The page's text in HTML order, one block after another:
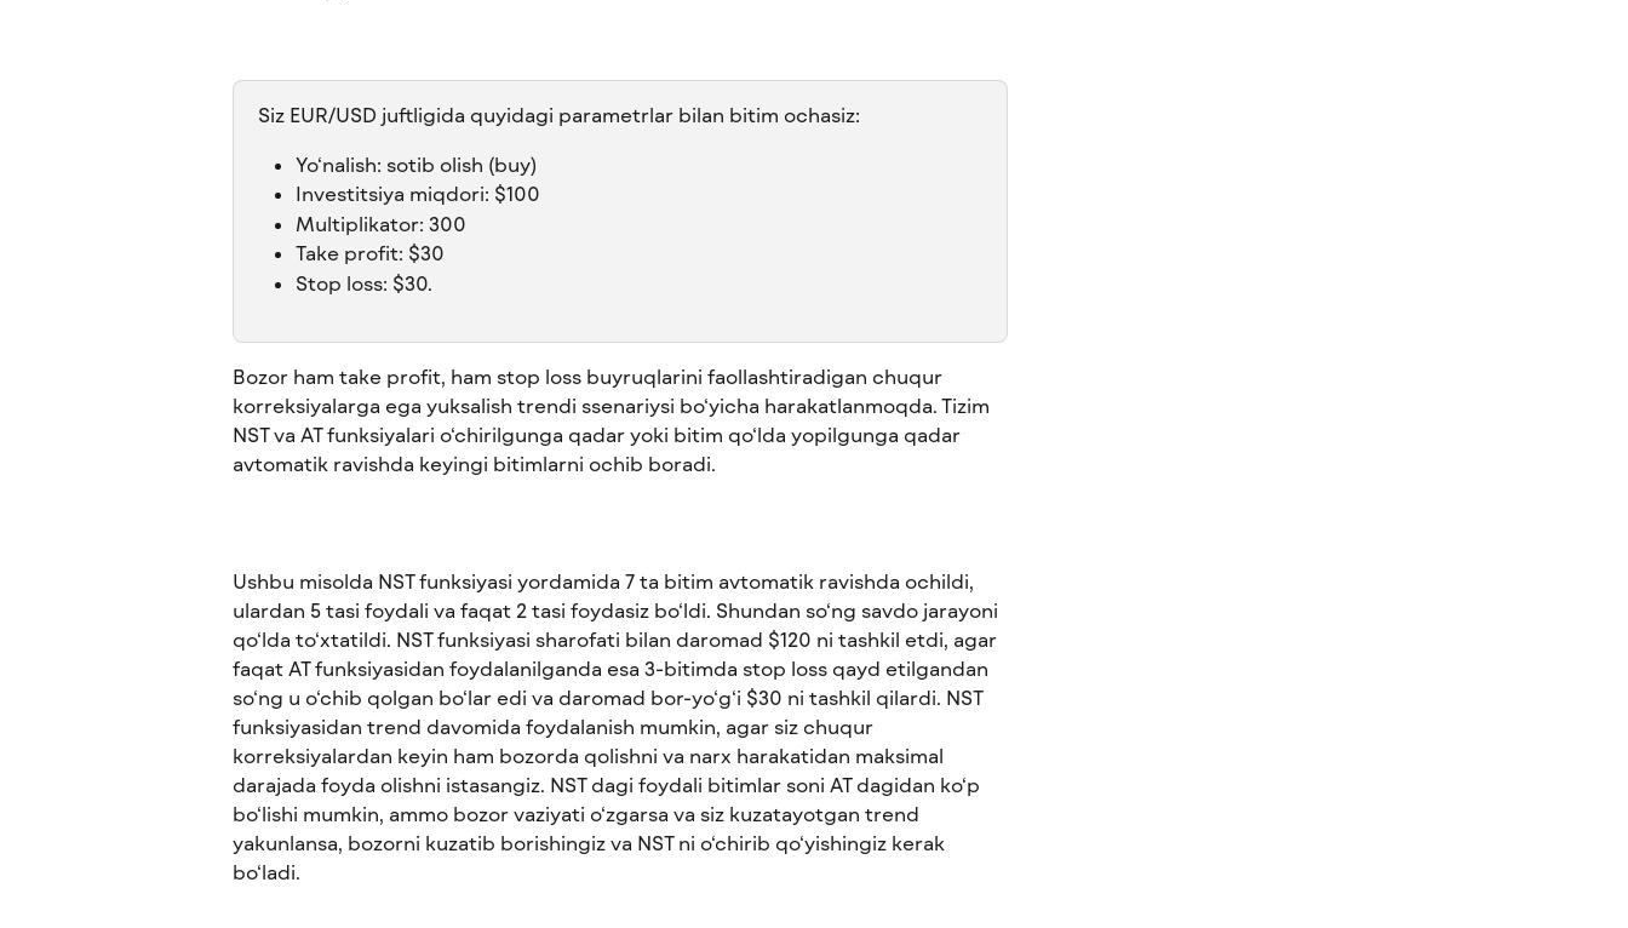
Siz EUR/USD juftligida quyidagi parametrlar bilan bitim ochasiz:
Yo‘nalish: sotib olish (buy)
Investitsiya miqdori: $100
Multiplikator: 300
Take profit: $30
Stop loss: $30.
Bozor ham take profit, ham stop loss buyruqlarini faollashtiradigan chuqur
korreksiyalarga ega yuksalish trendi ssenariysi bo‘yicha harakatlanmoqda. Tizim
NST va AT funksiyalari o‘chirilgunga qadar yoki bitim qo‘lda yopilgunga qadar
avtomatik ravishda keyingi bitimlarni ochib boradi.
Ushbu misolda NST funksiyasi yordamida 7 ta bitim avtomatik ravishda ochildi,
ulardan 5 tasi foydali va faqat 2 tasi foydasiz bo‘ldi. Shundan so‘ng savdo jarayoni
qo‘lda to‘xtatildi. NST funksiyasi sharofati bilan daromad $120 ni tashkil etdi, agar
faqat AT funksiyasidan foydalanilganda esa 3-bitimda stop loss qayd etilgandan
so‘ng u o‘chib qolgan bo‘lar edi va daromad bor-yo‘g‘i $30 ni tashkil qilardi. NST
funksiyasidan trend davomida foydalanish mumkin, agar siz chuqur
korreksiyalardan keyin ham bozorda qolishni va narx harakatidan maksimal
darajada foyda olishni istasangiz. NST dagi foydali bitimlar soni AT dagidan ko‘p
bo‘lishi mumkin, ammo bozor vaziyati o‘zgarsa va siz kuzatayotgan trend
yakunlansa, bozorni kuzatib borishingiz va NST ni o‘chirib qo‘yishingiz kerak
bo‘ladi.